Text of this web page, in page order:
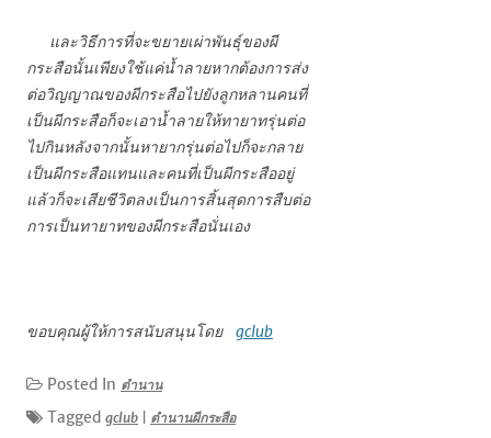
และวิธีการที่จะขยายเผ่าพันธุ์ของผี
กระสือนั้นเพียงใช้แค่น้ำลายหากต้องการส่ง
ต่อวิญญาณของผีกระสือไปยังลูกหลานคนที่
เป็นผีกระสือก็จะเอาน้ำลายให้ทายาทรุ่นต่อ
ไปกินหลังจากนั้นหายากรุ่นต่อไปก็จะกลาย
เป็นผีกระสือแทนและคนที่เป็นผีกระสืออยู่
แล้วก็จะเสียชีวิตลงเป็นการสิ้นสุดการสืบต่อ
การเป็นทายาทของผีกระสือนั่นเอง
ขอบคุณผู้ให้การสนับสนุนโดย gclub
Posted In ตำนาน
Tagged gclub ตำนานผีกระสือ